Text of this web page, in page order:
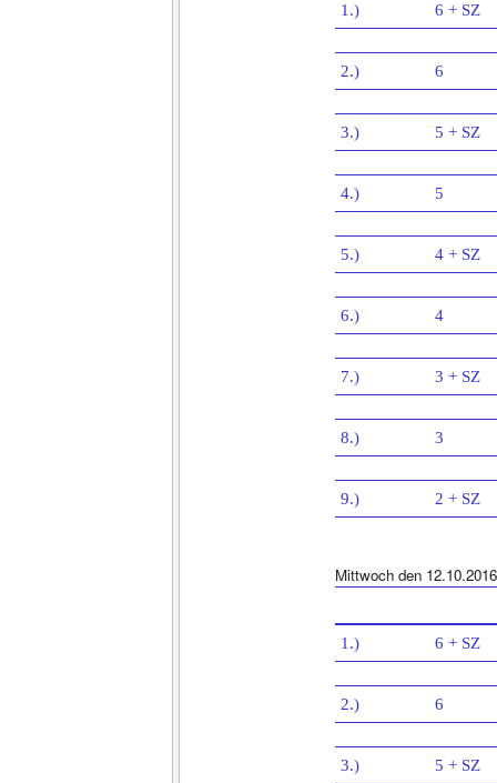
1.) 6 + SZ
2.) 6
3.) 5 + SZ
4.) 5
5.) 4 + SZ
6.) 4
7.) 3 + SZ
8.) 3
9.) 2 + SZ
Mittwoch den 12.10.2016
1.) 6 + SZ
2.) 6
3.) 5 + SZ